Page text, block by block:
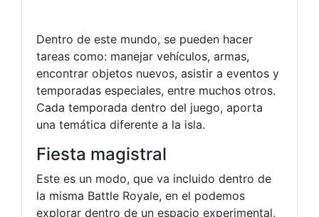
Dentro de este mundo, se pueden hacer
tareas como: manejar vehículos, armas,
encontrar objetos nuevos, asistir a eventos y
temporadas especiales, entre muchos otros.
Cada temporada dentro del juego, aporta
una temática diferente a la isla.
Fiesta magistral
Este es un modo, que va incluido dentro de
la misma Battle Royale, en el podemos
explorar dentro de un espacio experimental,